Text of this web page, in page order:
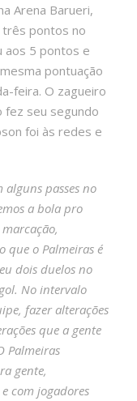
Arena Barueri,
três pontos no
aos 5 pontos e
pontuação
feira. O zagueiro
fez seu segundo
foi às redes e
passes no
a bola pro
que o Palmeiras é
dois duelos no
No intervalo
fazer alterações
que a gente
Palmeiras
gente,
com jogadores